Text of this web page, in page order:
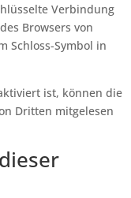
Verbindung
Browsers von
Schloss-Symbol in
ist, können die
Dritten mitgelesen